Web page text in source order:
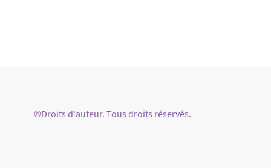
©Droits d'auteur. Tous droits réservés.